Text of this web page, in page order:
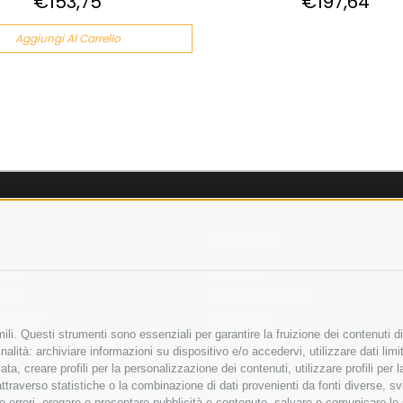
Questi strumenti sono essenziali per garantire la fruizione dei contenuti
archiviare informazioni su dispositivo e/o accedervi, utilizzare dati
creare profili per la personalizzazione dei contenuti, utilizzare profili
statistiche o la combinazione di dati provenienti da fonti diverse,
Aggiungi Al Carrello
CHI SIAMO